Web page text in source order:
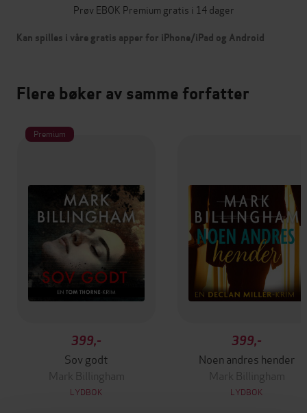
Prøv EBOK Premium gratis i 14 dager
Kan spilles i våre gratis apper for iPhone/iPad og Android
Flere bøker av samme forfatter
Premium
399,-
Sov godt
Mark Billingham
LYDBOK
399,-
Noen andres hender
Mark Billingham
LYDBOK